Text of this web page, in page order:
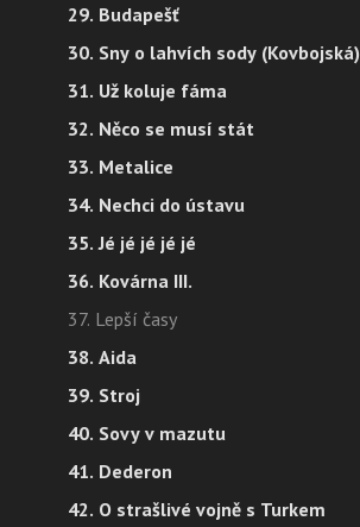
29. Budapešť
30. Sny o lahvích sody (Kovbojská)
31. Už koluje fáma
32. Něco se musí stát
33. Metalice
34. Nechci do ústavu
35. Jé jé jé jé jé
36. Kovárna III.
37. Lepší časy
38. Aida
39. Stroj
40. Sovy v mazutu
41. Dederon
42. O strašlivé vojně s Turkem